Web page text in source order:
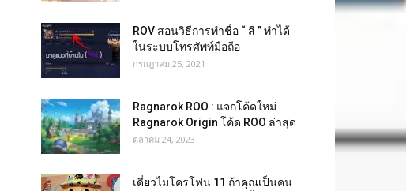
ROV สอนวิธีการทำชื่อ “ สี ” ทำได้
ในระบบโทรศัพท์มือถือ
กรกฎาคม 25, 2021
Ragnarok ROO : แจกโค้ดใหม่
Ragnarok Origin โค้ด ROO ล่าสุด
ตุลาคม 24, 2023
เดี่ยวไมโครโฟน 11 ถ้าคุณเป็นคน